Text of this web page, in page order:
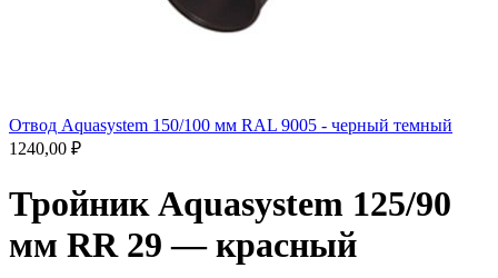
Отвод Aquasystem 150/100 мм RAL 9005 - черный темный
1240,00 ₽
Тройник Aquasystem 125/90
мм RR 29 — красный